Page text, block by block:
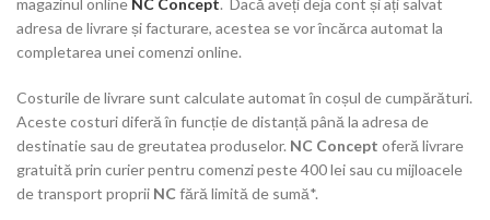
magazinul online NC Concept. Dacă aveți deja cont și ați salvat
adresa de livrare și facturare, acestea se vor încărca automat la
completarea unei comenzi online.
Costurile de livrare sunt calculate automat în coșul de cumpărături.
Aceste costuri diferă în funcție de distanță până la adresa de
destinatie sau de greutatea produselor. NC Concept oferă livrare
gratuită prin curier pentru comenzi peste 400 lei sau cu mijloacele
de transport proprii NC fără limită de sumă*.